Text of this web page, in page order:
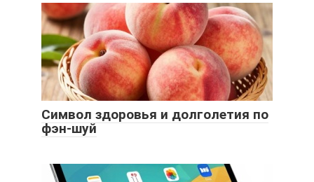
Символ здоровья и долголетия по
фэн-шуй